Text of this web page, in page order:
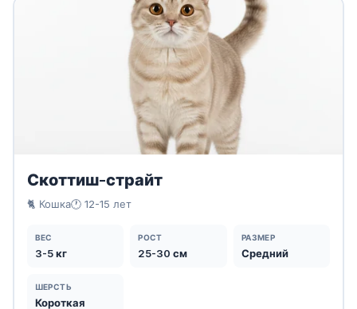
Скоттиш-страйт
🐈 Кошка🕐 12-15 лет
ВЕС
3-5 кг
РОСТ
25-30 см
РАЗМЕР
Средний
ШЕРСТЬ
Короткая